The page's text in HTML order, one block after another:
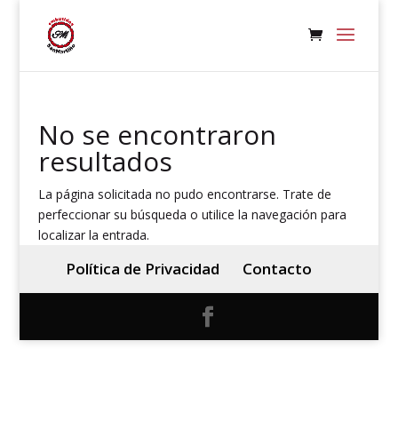
No se encontraron
resultados
La página solicitada no pudo encontrarse. Trate de
perfeccionar su búsqueda o utilice la navegación para
localizar la entrada.
Política de Privacidad Contacto